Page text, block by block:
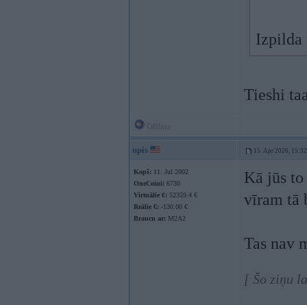
Izpilda
Tieshi
upis 15. Apr 2026, 15:32
Kopš: 11. Jul 2002
OneCoini: 6730
Virtuālie €: 52359.4 €
Reālie €: -130.00 €
Braucu ar: M2A2
Kā jūs to
vīram tā
Tas nav
[ Šo ziņu